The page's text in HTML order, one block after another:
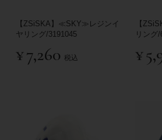
【ZSiSKA】≪SKY≫レジンイ
ヤリング/3191045
¥7,260 税込
【
リング
¥